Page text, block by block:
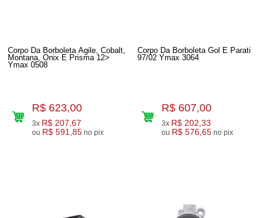
Corpo Da Borboleta Agile, Cobalt,
Montana, Onix E Prisma 12>
Ymax 0508
R$ 623,00
3x R$ 207,67
ou R$ 591,85 no pix
Corpo Da Borboleta Gol E Parati
97/02 Ymax 3064
R$ 607,00
3x R$ 202,33
ou R$ 576,65 no pix